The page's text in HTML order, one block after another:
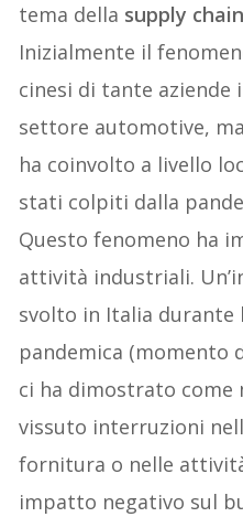
tema della supply
Inizialmente il
cinesi di tante aziende
settore automotive,
ha coinvolto a livello
stati colpiti dalla
Questofenomeno ha
attività industriali.
svolto in Italia durante
pandemica (momento
ci ha dimostrato come
vissuto interruzioni n
fornitura o nelle
impatto negativo sul